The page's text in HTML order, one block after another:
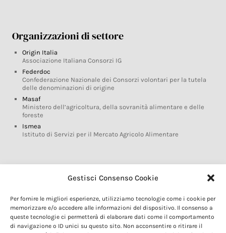
Gestisci Consenso Cookie
Per fornire le migliori esperienze, utilizziamo tecnologie come i cookie per
memorizzare e/o accedere alle informazioni del dispositivo. Il consenso a
queste tecnologie ci permetterà di elaborare dati come il comportamento
di navigazione o ID unici su questo sito. Non acconsentire o ritirare il
Organizzazioni di settore
Origin Italia
Associazione Italiana Consorzi IG
Federdoc
Confederazione Nazionale dei Consorzi volontari per la tutela
delle denominazioni di origine
Masaf
Ministero dell’agricoltura, della sovranità alimentare e delle
foreste
Ismea
Istituto di Servizi per il Mercato Agricolo Alimentare
Glossario DOP IGP
Marchi DOP IGP
Normativa prodotti DOP IGP
Consorzi di Tutela